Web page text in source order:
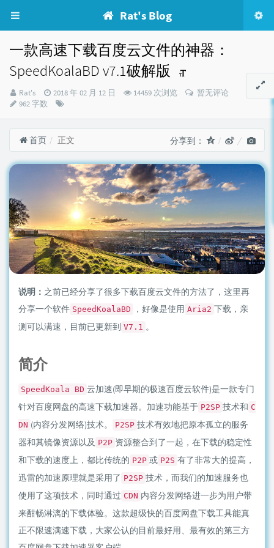
Rat's Blog
一款高速下载百度云文件的神器：
SpeedKoalaBD v7.1破解版
博
主：
Rat's
发
布
2018 年 02 月 12 日 14459 次浏览
暂无评论
962 字数
分
首页 正文 分享到：
说明： 之前已经分享了很多下载百度云文件的方法了，这里再
分享一个软件 SpeedKoalaBD ，好像是使用 Aria2 下载，亲
测可以满速，目前已更新到 V7.1 。
简介
SpeedKoala BD 云加速(即早期的极速百度云软件)是一款专门
针对百度网盘的高速下载加速器。加速功能基于 P2SP 技术和 C
DN (内容分发网络)技术。 P2SP 技术有效地把原本孤立的服务
器和其镜像资源以及 P2P 资源整合到了一起，在下载的稳定性
和下载的速度上，都比传统的 P2P 或 P2S 有了非常大的提高，
迅雷的加速原理就是采用了 P2SP 技术，而我们的加速服务也
使用了这项技术，同时通过 CDN 内容分发网络进一步为用户带
来酣畅淋漓的下载体验。这款超级快的百度网盘下载工具能真
正不限速满速下载，大家公认的目前最好用、最有效的第三方